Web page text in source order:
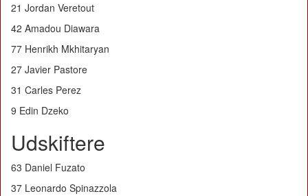
21 Jordan Veretout
42 Amadou Diawara
77 Henrikh Mkhitaryan
27 Javier Pastore
31 Carles Perez
9 Edin Dzeko
Udskiftere
63 Daniel Fuzato
37 Leonardo Spinazzola